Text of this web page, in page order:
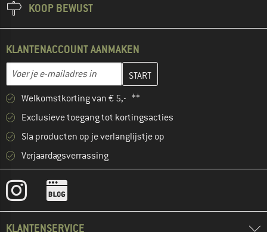
KOOP BEWUST
KLANTENACCOUNT AANMAKEN
E-mailadres
Vul je e-mailadres hier in en maak in de volgende stap je
Welkomstkorting van € 5,- **
Exclusieve toegang tot kortingsacties
Sla producten op je verlanglijstje op
Verjaardagsverrassing
KLANTENSERVICE